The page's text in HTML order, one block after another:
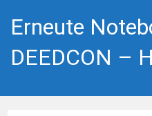
Erneute
DEEDCON –